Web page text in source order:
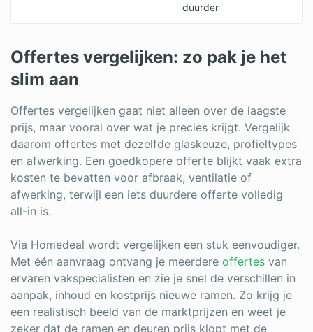
duurder
Offertes vergelijken: zo pak je het
slim aan
Offertes vergelijken gaat niet alleen over de laagste
prijs, maar vooral over wat je precies krijgt. Vergelijk
daarom offertes met dezelfde glaskeuze, profieltypes
en afwerking. Een goedkopere offerte blijkt vaak extra
kosten te bevatten voor afbraak, ventilatie of
afwerking, terwijl een iets duurdere offerte volledig
all-in is.
Via Homedeal wordt vergelijken een stuk eenvoudiger.
Met één aanvraag ontvang je meerdere offertes van
ervaren vakspecialisten en zie je snel de verschillen in
aanpak, inhoud en kostprijs nieuwe ramen. Zo krijg je
een realistisch beeld van de marktprijzen en weet je
zeker dat de ramen en deuren prijs klopt met de